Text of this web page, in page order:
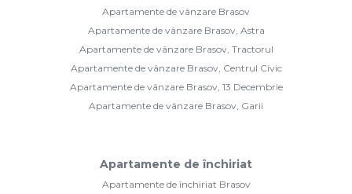
Apartamente de vânzare Brasov
Apartamente de vânzare Brasov, Astra
Apartamente de vânzare Brasov, Tractorul
Apartamente de vânzare Brasov, Centrul Civic
Apartamente de vânzare Brasov, 13 Decembrie
Apartamente de vânzare Brasov, Garii
Apartamente de închiriat
Apartamente de închiriat Brasov